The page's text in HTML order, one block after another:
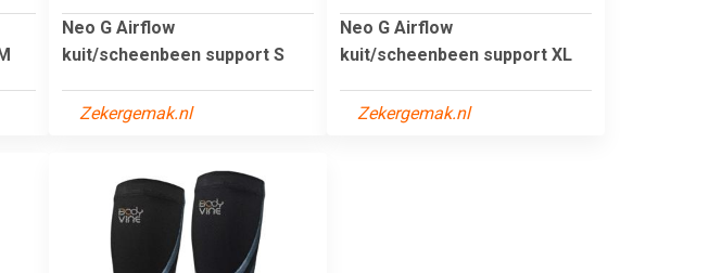
Neo G Airflow
kuit/scheenbeen support S
Zekergemak.nl
Neo G Airflow
kuit/scheenbeen support XL
Zekergemak.nl